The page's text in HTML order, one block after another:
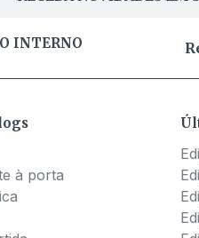
INTERNO
à porta